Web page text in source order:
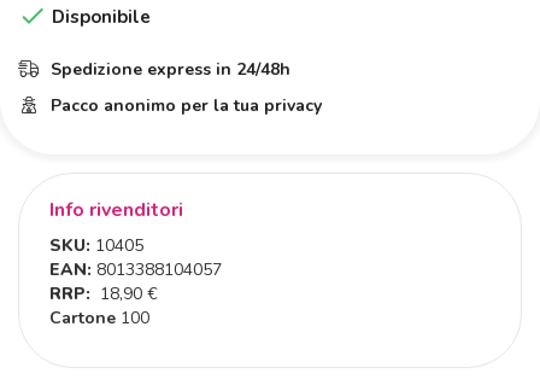
 Disponibile
Spedizione express in 24/48h
Pacco anonimo per la tua privacy
Info rivenditori
SKU: 10405
EAN: 8013388104057
RRP: 18,90 €
Cartone 100